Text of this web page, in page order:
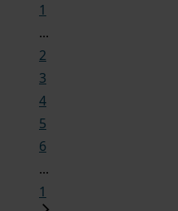
1
...
2
3
4
5
6
...
1